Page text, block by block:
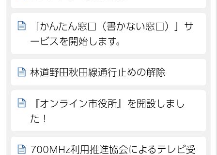
「かんたん窓口（書かない窓口）」サ
ービスを開始します。
林道野田秋田線通行止めの解除
『オンライン市役所』を開設しまし
た！
700MHz利用推進協会によるテレビ受